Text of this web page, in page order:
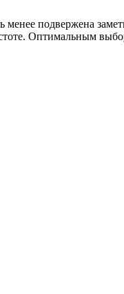
подвержена
Оптимальным